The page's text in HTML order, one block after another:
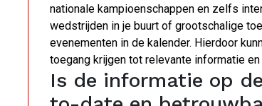
nationale kampioenschappen en zelfs
wedstrijden in je buurt of grootschalige
evenementen in de kalender. Hierdoor
toegang krijgen tot relevante informatie
Is de informatie op